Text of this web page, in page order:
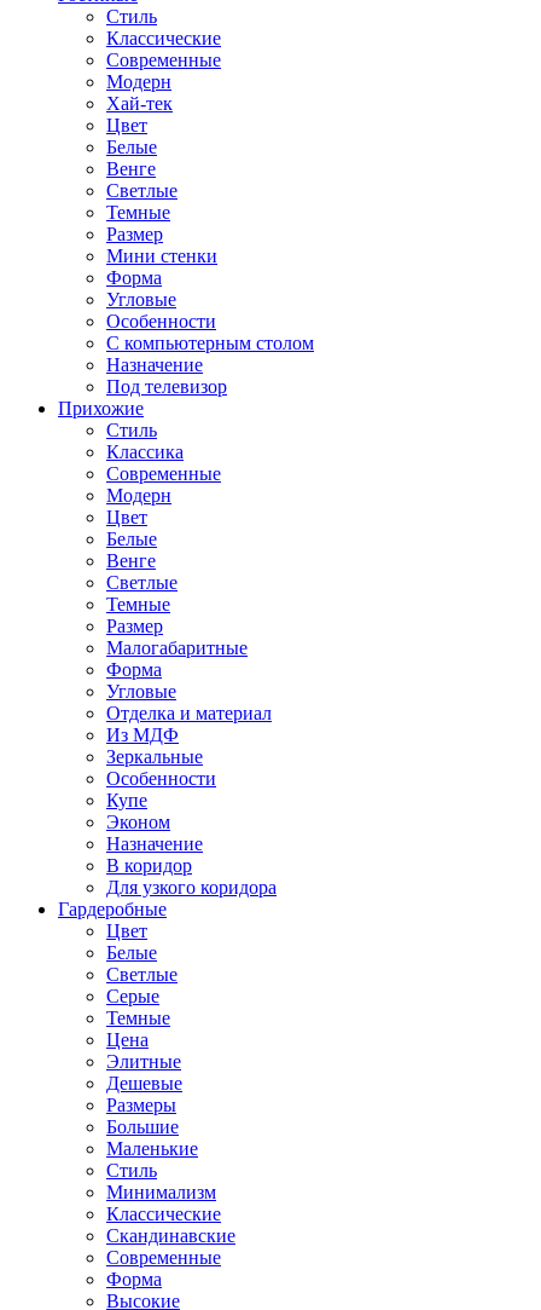
Стиль
Классические
Современные
Модерн
Хай-тек
Цвет
Белые
Венге
Светлые
Темные
Размер
Мини стенки
Форма
Угловые
Особенности
С компьютерным столом
Назначение
Под телевизор
Прихожие
Стиль
Классика
Современные
Модерн
Цвет
Белые
Венге
Светлые
Темные
Размер
Малогабаритные
Форма
Угловые
Отделка и материал
Из МДФ
Зеркальные
Особенности
Купе
Эконом
Назначение
В коридор
Для узкого коридора
Гардеробные
Цвет
Белые
Светлые
Серые
Темные
Цена
Элитные
Дешевые
Размеры
Большие
Маленькие
Стиль
Минимализм
Классические
Скандинавские
Современные
Форма
Высокие